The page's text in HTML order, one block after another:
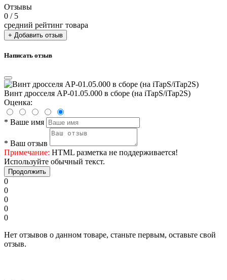
Отзывы
0 / 5
средний рейтинг товара
+ Добавить отзыв
Написать отзыв
Винт дросселя АР-01.05.000 в сборе (на iTapS/iTap2S)
Оценка:
* Ваше имя
* Ваш отзыв
Примечание: HTML разметка не поддерживается!
Используйте обычный текст.
Продолжить
0
0
0
0
0
Нет отзывов о данном товаре, станьте первым, оставьте свой
отзыв.